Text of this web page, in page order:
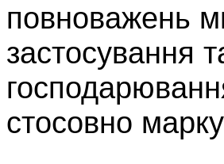
повноважень
застосування
стосовно